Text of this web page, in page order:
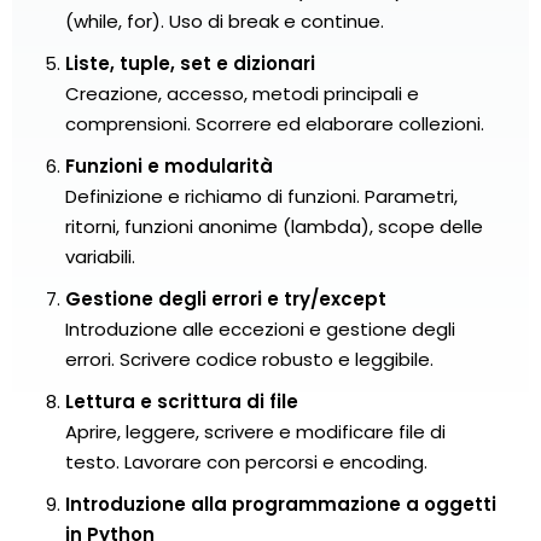
(while, for). Uso di break e continue.
Liste, tuple, set e dizionari
Creazione, accesso, metodi principali e
comprensioni. Scorrere ed elaborare collezioni.
Funzioni e modularità
Definizione e richiamo di funzioni. Parametri,
ritorni, funzioni anonime (lambda), scope delle
variabili.
Gestione degli errori e try/except
Introduzione alle eccezioni e gestione degli
errori. Scrivere codice robusto e leggibile.
Lettura e scrittura di file
Aprire, leggere, scrivere e modificare file di
testo. Lavorare con percorsi e encoding.
Introduzione alla programmazione a oggetti
in Python